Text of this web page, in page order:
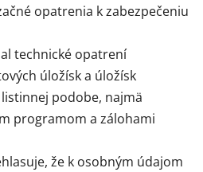
opatrenia k zabezpečeniu
technické opatrení
úložísk a úložísk
podobe, najmä
programom a zálohami
že k osobným údajom